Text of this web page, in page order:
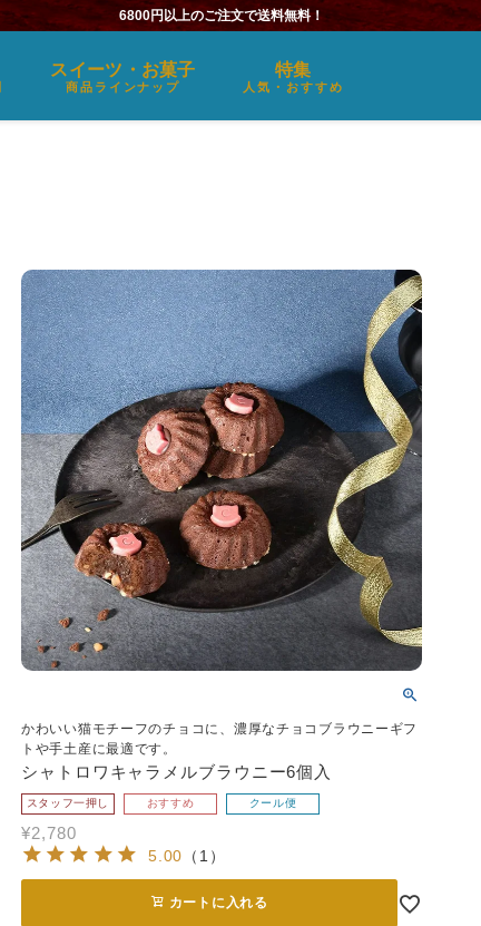
6800円以上のご注文で送料無料！
スイーツ・お菓子
商品ラインナップ
特集
人気・おすすめ
かわいい猫モチーフのチョコに、濃厚なチョコブラウニーギフ
トや手土産に最適です。
シャトロワキャラメルブラウニー6個入
スタッフ一押し おすすめ クール便
¥2,780
5.00 （ 1 ）
カートに入れる